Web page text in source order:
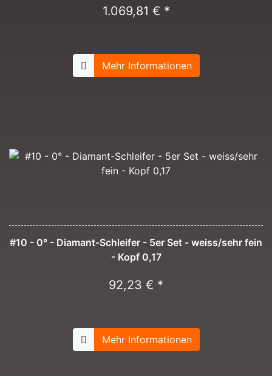
1.069,81 € *
Mehr Informationen
#10 - 0° - Diamant-Schleifer - 5er Set - weiss/sehr fein
- Kopf 0,17
92,23 € *
Mehr Informationen